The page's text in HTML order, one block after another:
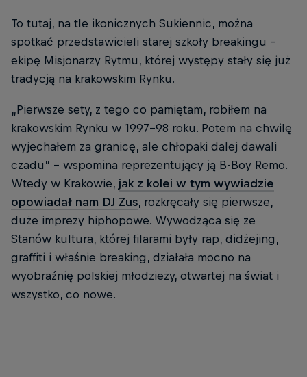
To tutaj, na tle ikonicznych Sukiennic, można
spotkać przedstawicieli starej szkoły breakingu –
ekipę Misjonarzy Rytmu, której występy stały się już
tradycją na krakowskim Rynku.
„Pierwsze sety, z tego co pamiętam, robiłem na
krakowskim Rynku w 1997-98 roku. Potem na chwilę
wyjechałem za granicę, ale chłopaki dalej dawali
czadu” – wspomina reprezentujący ją B-Boy Remo.
Wtedy w Krakowie, jak z kolei w tym wywiadzie
opowiadał nam DJ Zus, rozkręcały się pierwsze,
duże imprezy hiphopowe. Wywodząca się ze
Stanów kultura, której filarami były rap, didżejing,
graffiti i właśnie breaking, działała mocno na
wyobraźnię polskiej młodzieży, otwartej na świat i
wszystko, co nowe.